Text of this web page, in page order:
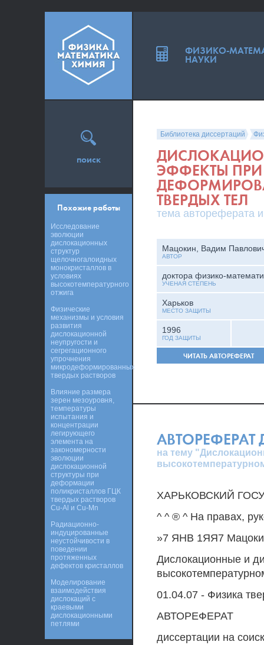
Библиотека диссертаций
ЭФФЕКТЫ
ТВЕРДЫХ ТЕЛ
тема автореферата
Мацокин, Вадим
АВТОР
доктора физико-
УЧЕНАЯ СТЕПЕНЬ
Харьков
МЕСТО ЗАЩИТЫ
1996
ГОД ЗАЩИТЫ
ЧИТАТЬ АВТОРЕФЕРАТ
АВТОРЕФЕРАТ
на тему
ХАРЬКОВСКИЙ
^ ^ ® ^ На правах,
»7 ЯНВ 1ЯЯ7
Дислокационные и
01.04.07 - Физика
АВТОРЕФЕРАТ
диссертации на
поиск
Похожие работы
Исследование
эволюции
дислокационных
структур
щелочногалоидных
монокристаллов в
условиях
высокотемпературного
отжига
Физические
механизмы и условия
развития
дислокационной
неупругости и
сегрегационного
упрочнения
микродеформированных
твердых растворов
Влияние размера
зерен мезоуровня,
температуры
испытания и
концентрации
легирующего
элемента на
закономерности
эволюции
дислокационной
структуры при
деформации
поликристаллов ГЦК
твердых растворов
Cu-Al и Cu-Mn
Радиационно-
индуцированные
неустойчивости в
поведении
протяженных
дефектов кристаллов
Моделирование
взаимодействия
дислокаций с
краевыми
дислокационными
петлями
ФИЗИКО-
НАУКИ